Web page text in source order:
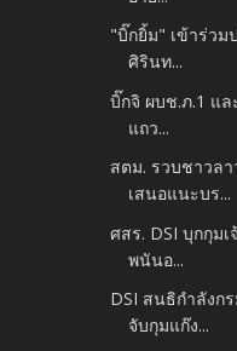
"บิ๊กยิ้ม" เข้าร่วม
ศิรินท...
บิ๊กจิ ผบช.ภ.1 แ
แถว...
สตม. รวบชาวล
เสนอแนะบร...
ศสร. DSI บุกกุม
พนันอ...
DSI สนธิกำลังก
จับกุมแก๊ง...